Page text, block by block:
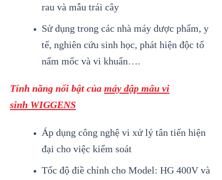
rau và mẫu trái cây
Sử dụng trong các nhà máy dược phẩm, y
tế, nghiên cứu sinh học, phát hiện độc tố
nấm mốc và vi khuẩn….
Tính năng nổi bật của máy dập mâu vi
sinh WIGGENS
Áp dụng công nghệ vi xử lý tân tiến hiện
đại cho việc kiểm soát
Tốc độ điề chỉnh cho Model: HG 400V và